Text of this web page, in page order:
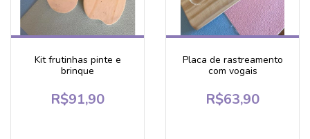
Kit frutinhas pinte e
brinque
R$91,90
Placa de rastreamento
com vogais
R$63,90